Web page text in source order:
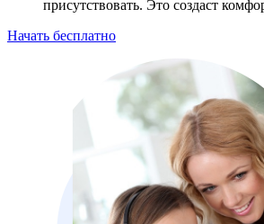
присутствовать. Это создаст
Начать бесплатно